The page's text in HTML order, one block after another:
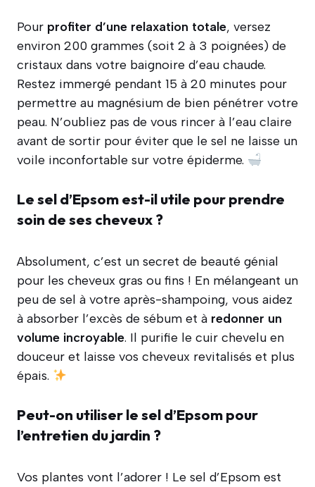
Pour profiter d’une relaxation totale, versez
environ 200 grammes (soit 2 à 3 poignées) de
cristaux dans votre baignoire d’eau chaude.
Restez immergé pendant 15 à 20 minutes pour
permettre au magnésium de bien pénétrer votre
peau. N’oubliez pas de vous rincer à l’eau claire
avant de sortir pour éviter que le sel ne laisse un
voile inconfortable sur votre épiderme.
Le sel d’Epsom est-il utile pour prendre
soin de ses cheveux ?
Absolument, c’est un secret de beauté génial
pour les cheveux gras ou fins ! En mélangeant un
peu de sel à votre après-shampoing, vous aidez
à absorber l’excès de sébum et à redonner un
volume incroyable. Il purifie le cuir chevelu en
douceur et laisse vos cheveux revitalisés et plus
épais.
Peut-on utiliser le sel d’Epsom pour
l’entretien du jardin ?
Vos plantes vont l’adorer ! Le sel d’Epsom est